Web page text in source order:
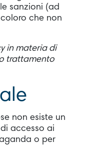
sanzioni (ad
che non
in materia di
trattamento
non esiste un
accesso ai
o per